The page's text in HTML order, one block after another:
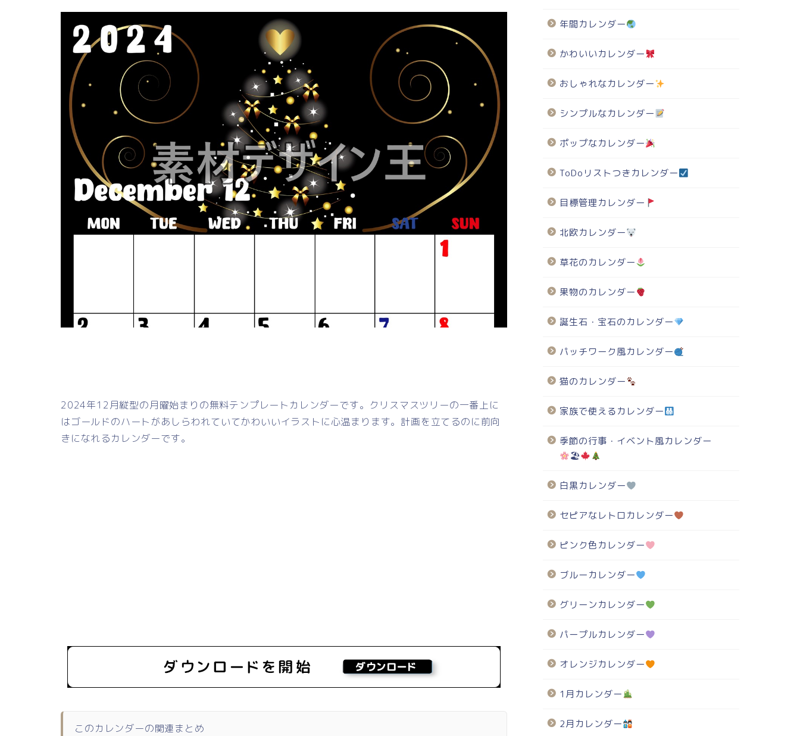
2024年12月縦型の月曜始まりの無料テンプレートカレンダーです。クリスマスツリーの一番上に
はゴールドのハートがあしらわれていてかわいいイラストに心温まります。計画を立てるのに前向
きになれるカレンダーです。
このカレンダーの関連まとめ
年間カレンダー
かわいいカレンダー
おしゃれなカレンダー
シンプルなカレンダー
ポップなカレンダー
ToDoリストつきカレンダー
目標管理カレンダー
北欧カレンダー
草花のカレンダー
果物のカレンダー
誕生石・宝石のカレンダー
パッチワーク風カレンダー
猫のカレンダー
家族で使えるカレンダー
季節の行事・イベント風カレンダー
🏖
白黒カレンダー
セピアなレトロカレンダー
ピンク色カレンダー
ブルーカレンダー
グリーンカレンダー
パープルカレンダー
オレンジカレンダー
1月カレンダー
2月カレンダー